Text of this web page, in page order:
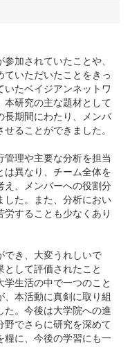
加されていたことや、
いただいたことをきっ
たベイジアンネットワ
本研究の主な題材として
長期間にわたり、メンバ
ることができました。
理や主要な分析を担当
は異なり、チーム全体を
え、メンバーへの役割分
した。また、分析におい
することも少なくあり
でき、大変うれしいで
して評価されたこと
生活の中で一つのこと
、本活動に真剣に取り組
た。今後は大学院への進
野でさらに研究を深めて
糧に、今後の学習にも一